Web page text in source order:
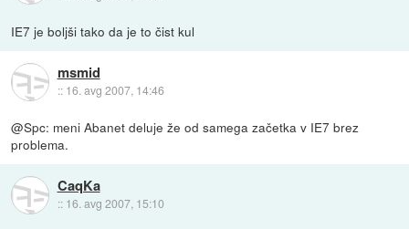
IE7 je boljši tako da je to čist kul
msmid
:: 16. avg 2007, 14:46
@Spc: meni Abanet deluje že od samega začetka v IE7 brez
problema.
CaqKa
:: 16. avg 2007, 15:10